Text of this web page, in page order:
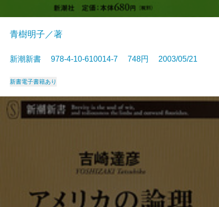
青樹明子／著
新潮新書 978-4-10-610014-7 748円 2003/05/21
新書電子書籍あり